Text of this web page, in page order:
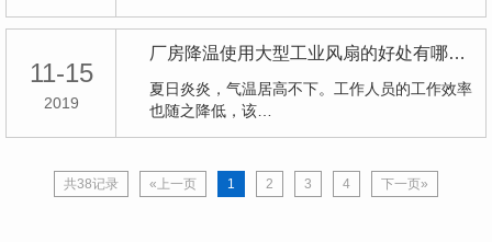
11-15
2019
厂房降温使用大型工业风扇的好处有哪些呢？
夏日炎炎，气温居高不下。工作人员的工作效率
也随之降低，该…
共38记录 «上一页 1 2 3 4 下一页»